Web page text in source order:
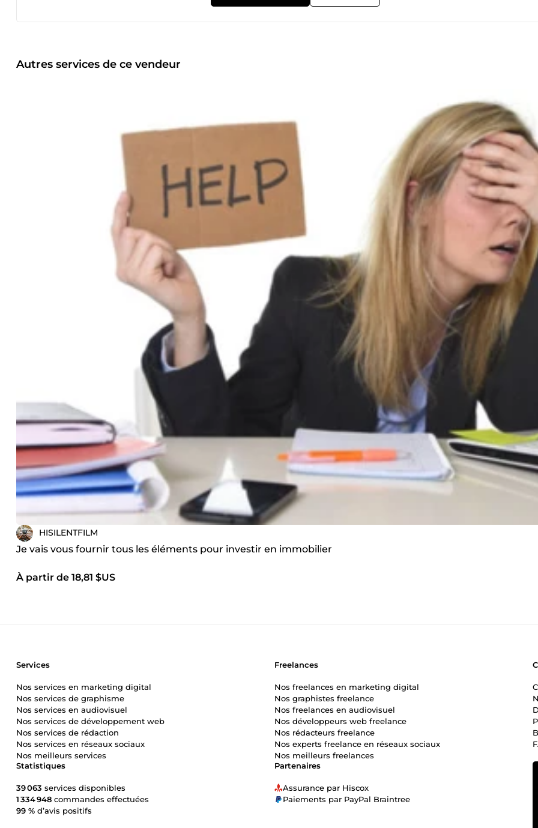
entre nous mais pas qu'elles deviennent des moyens de s'enrichir sur le dos des autres comme le font certains vendeurs de
ingénierie simultanée conception. Je suis ici pour vous accompagner d'une réalisation de pièces simples à la conception d'un
Autres services de ce vendeur
HISILENTFILM
Je vais vous fournir tous les éléments pour investir en immobilier
À partir de 18,81 $US
Partenaires
Assurance par Hiscox
Paiements par PayPal Braintree
Statistiques
39 063 services disponibles
1 334 948 commandes effectuées
99 % d’avis positifs
Services
Nos services en marketing digital
Nos services de graphisme
Nos services en audiovisuel
Nos services de développement web
Nos services de rédaction
Nos services en réseaux sociaux
Nos meilleurs services
Freelances
Nos freelances en marketing digital
Nos graphistes freelance
Nos freelances en audiovisuel
Nos développeurs web freelance
Nos rédacteurs freelance
Nos experts freelance en réseaux sociaux
Nos meilleurs freelances